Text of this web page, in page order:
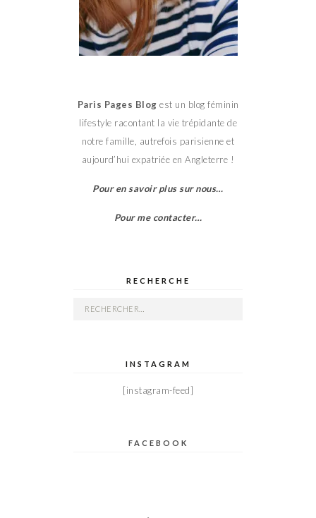
Paris Pages Blog est un blog féminin
lifestyle racontant la vie trépidante de
notre famille, autrefois parisienne et
aujourd’hui expatriée en Angleterre !
Pour en savoir plus sur nous…
Pour me contacter…
RECHERCHE
Rechercher :
INSTAGRAM
[instagram-feed]
FACEBOOK